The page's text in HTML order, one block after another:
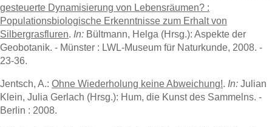
gesteuerte Dynamisierung von Lebensräumen? :
Populationsbiologische Erkenntnisse zum Erhalt von
Silbergrasfluren. In: Bültmann, Helga (Hrsg.): Aspekte der
Geobotanik. - Münster : LWL-Museum für Naturkunde, 2008. -
23-36.
Jentsch, A.: Ohne Wiederholung keine Abweichung!. In: Julian
Klein, Julia Gerlach (Hrsg.): Hum, die Kunst des Sammelns. -
Berlin : 2008.